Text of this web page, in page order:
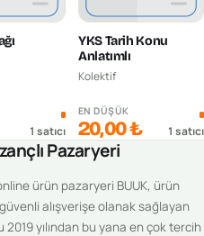
1 satıcı
YKS Tarih Konu
Anlatımlı
Kolektif
EN DÜŞÜK
20,00 ₺ 1 satıcı
Pazaryeri
ürün pazaryeri BUUK, ürün
alışverişe olanak sağlayan
yılından bu yana en çok tercih